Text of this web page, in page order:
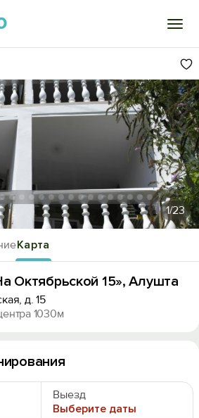
объект
Карта
1/23
Октябрьской 15», Алушта
д. 15
1030м
Выезд
Выберите даты